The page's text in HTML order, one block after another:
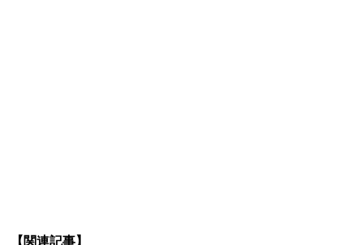
【関連記事】